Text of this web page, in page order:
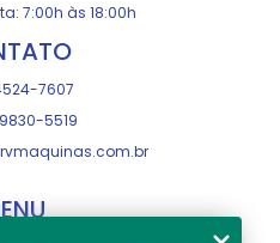
7:00h às 18:00h
7607
5519